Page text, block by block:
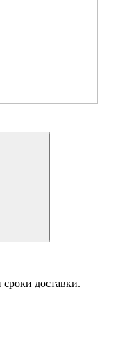
доставки.